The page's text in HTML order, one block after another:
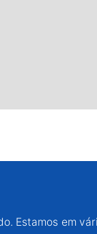
Estamos em